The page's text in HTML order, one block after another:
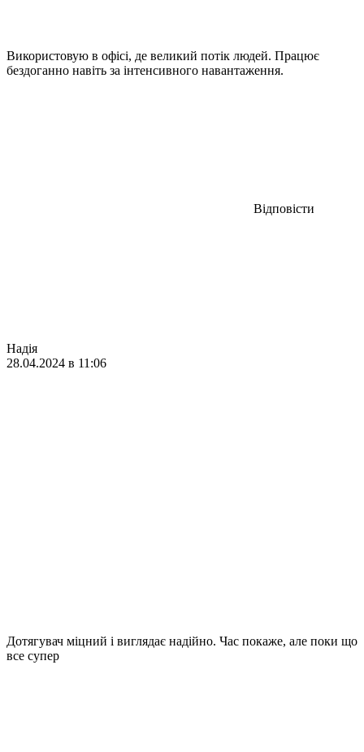
Використовую в офісі, де великий потік людей. Працює
бездоганно навіть за інтенсивного навантаження.
Відповісти
Надія
28.04.2024 в 11:06
Дотягувач міцний і виглядає надійно. Час покаже, але поки що
все супер